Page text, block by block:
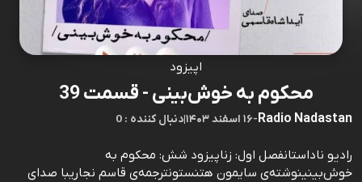
اپیزود
محکوم به خوش‌بینی - قسمت 39
Radio Nadastan
-۱۶ اسفند ۱۴۰۳ |0 : دنبال کننده
رادیو ناداستانفصل اول: زناپیزود شش: محکوم به
خوش‌بینینوشته‌ی سایمون هتنستونترجمه‌ی قاسم نجاریبا صدای